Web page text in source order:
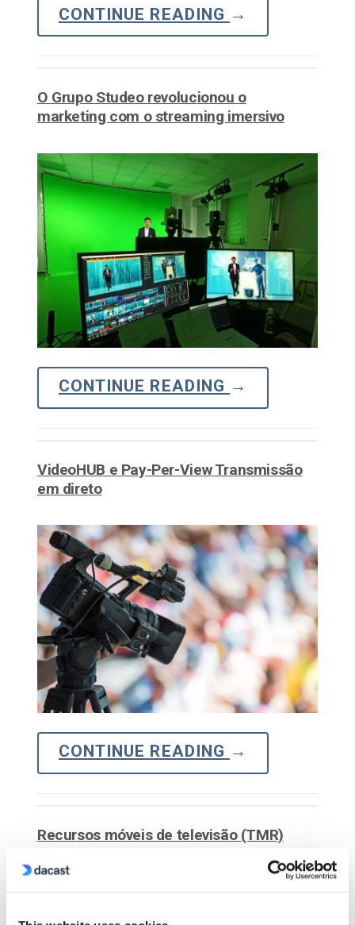
CONTINUE READING →
O Grupo Studeo revolucionou o
marketing com o streaming imersivo
CONTINUE READING →
VideoHUB e Pay-Per-View Transmissão
em direto
CONTINUE READING →
Recursos móveis de televisão (TMR)